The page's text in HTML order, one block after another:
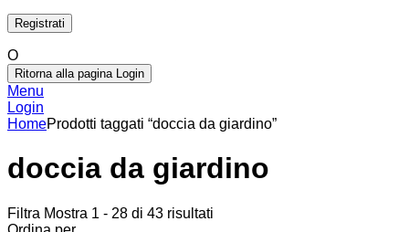
O
Ritorna alla pagina Login
Menu
Login
HomeProdotti taggati “doccia da giardino”
doccia da giardino
Filtra Mostra 1 - 28 di 43 risultati